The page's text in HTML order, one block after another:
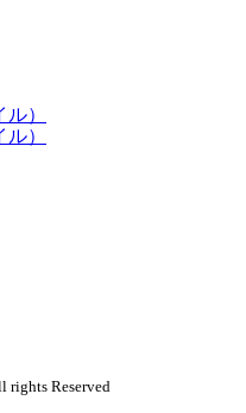
）
）
rights Reserved